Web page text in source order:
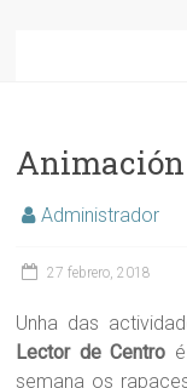
Animación
Administrador
27 febrero, 2018
Unha das
Lector de Centro
semana os